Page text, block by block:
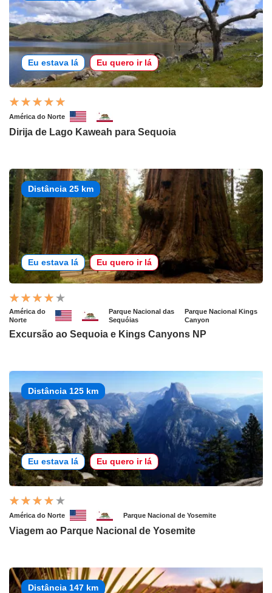
Eu estava lá Eu quero ir lá
América do Norte
Dirija de Lago Kaweah para Sequoia
Distância 25 km
Eu estava lá Eu quero ir lá
América do
Norte
Parque Nacional das
Sequóias
Parque Nacional Kings
Canyon
Excursão ao Sequoia e Kings Canyons NP
Distância 125 km
Eu estava lá Eu quero ir lá
América do Norte Parque Nacional de Yosemite
Viagem ao Parque Nacional de Yosemite
Distância 147 km